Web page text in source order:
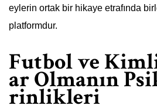
eylerin ortak bir hikaye etrafında
platformdur.
Futbol ve
ar Olmanın
rinlikleri